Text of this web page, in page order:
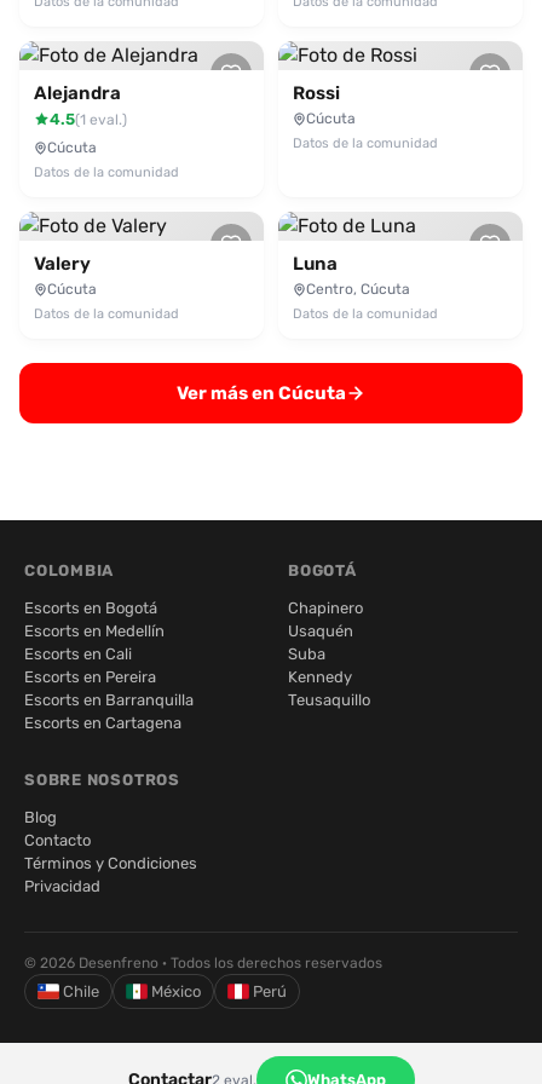
Alejandra
4.5(1 eval.)
Cúcuta
Datos de la comunidad
Rossi
Cúcuta
Datos de la comunidad
Valery
Cúcuta
Datos de la comunidad
Luna
Centro, Cúcuta
Datos de la comunidad
Ver más en Cúcuta
Contactar2 eval. WhatsApp
COLOMBIA
Escorts en Bogotá
Escorts en Medellín
Escorts en Cali
Escorts en Pereira
Escorts en Barranquilla
Escorts en Cartagena
BOGOTÁ
Chapinero
Usaquén
Suba
Kennedy
Teusaquillo
SOBRE NOSOTROS
Blog
Contacto
Términos y Condiciones
Privacidad
© 2026 Desenfreno · Todos los derechos reservados
Chile México Perú